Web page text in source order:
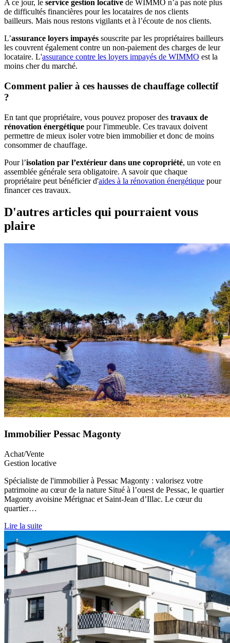
A ce jour, le service gestion locative de WIMMO n’a pas noté plus
de difficultés financières pour les locataires de nos clients
bailleurs. Mais nous restons vigilants et à l’écoute de nos clients.
L’assurance loyers impayés souscrite par les propriétaires bailleurs
les couvrent également contre un non-paiement des charges de leur
locataire. L'assurance contre les loyers impayés de WIMMO est la
moins cher du marché.
Comment palier à ces hausses de chauffage collectif
?
En tant que propriétaire, vous pouvez proposer des travaux de
rénovation énergétique pour l'immeuble. Ces travaux doivent
permettre de mieux isoler votre bien immobilier et donc de moins
consommer de chauffage.
Pour l’isolation par l’extérieur dans une copropriété, un vote en
assemblée générale sera obligatoire. A savoir que chaque
propriétaire peut bénéficier d'aides à la rénovation énergétique pour
financer ces travaux.
D'autres articles qui pourraient vous
plaire
Immobilier Pessac Magonty
Achat/Vente
Gestion locative
Spécialiste de l'immobilier à Pessac Magonty : valorisez votre
patrimoine au cœur de la nature Situé à l’ouest de Pessac, le quartier
Magonty avoisine Mérignac et Saint-Jean d’Illac. Le cœur du
quartier…
Lire la suite